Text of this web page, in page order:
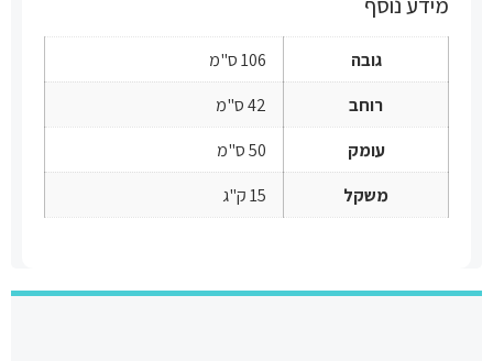
גובה
106 ס"מ
רוחב
42 ס"מ
עומק
50 ס"מ
משקל
15 ק"ג